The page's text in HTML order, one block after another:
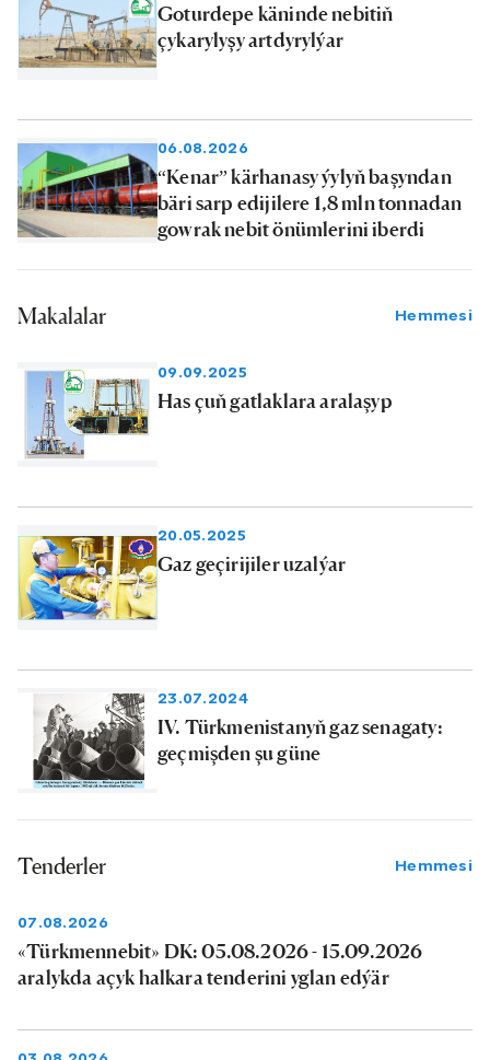
Goturdepe käninde nebitiň
çykarylyşy artdyrylýar
06.08.2026
“Kenar” kärhanasy ýylyň başyndan
bäri sarp edijilere 1,8 mln tonnadan
gowrak nebit önümlerini iberdi
Makalalar Hemmesi
09.09.2025
Has çuň gatlaklara aralaşyp
20.05.2025
Gaz geçirijiler uzalýar
23.07.2024
IV. Türkmenistanyň gaz senagaty:
geçmişden şu güne
Tenderler Hemmesi
07.08.2026
«Türkmennebit» DK: 05.08.2026 - 15.09.2026
aralykda açyk halkara tenderini yglan edýär